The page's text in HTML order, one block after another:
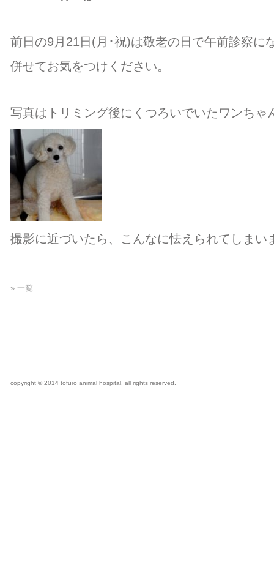
前日の9月21日(月･祝)は敬老の日で午前診察に
併せてお気をつけください。
写真はトリミング後にくつろいでいたワンちゃ
撮影に近づいたら、こんなに怯えられてしま
» 一覧
copyright © 2014 tofuro animal hospital, all rights reserved.